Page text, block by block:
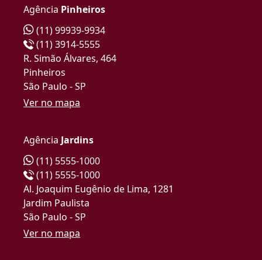
Agência Pinheiros
(11) 99939-9934
(11) 3914-5555
R. Simão Álvares, 464
Pinheiros
São Paulo - SP
Ver no mapa
Agência Jardins
(11) 5555-1000
(11) 5555-1000
Al. Joaquim Eugênio de Lima, 1281
Jardim Paulista
São Paulo - SP
Ver no mapa